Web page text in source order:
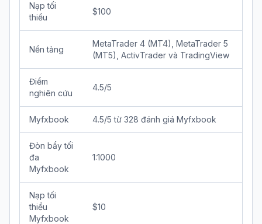
Nạp tối
thiểu
$100
Nền tảng
MetaTrader 4 (MT4), MetaTrader 5
(MT5), ActivTrader và TradingView
Điểm
nghiên cứu
4.5/5
Myfxbook 4.5/5 từ 328 đánh giá Myfxbook
Đòn bẩy tối
đa
Myfxbook
1:1000
Nạp tối
thiểu
Myfxbook
$10